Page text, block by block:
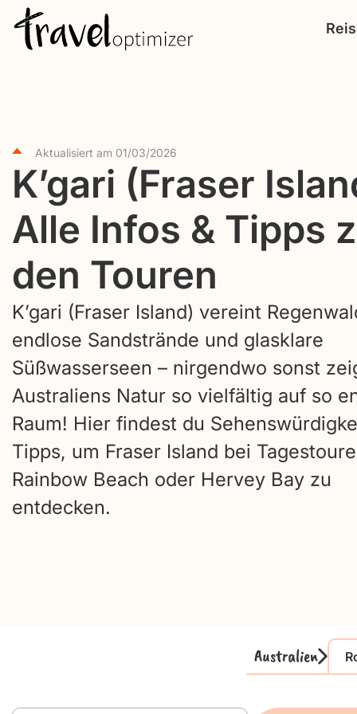
Aktualisiert am 01/03/2026
K’gari (Fraser
Alle Infos & Tipps
den Touren
K’gari (Fraser Island) vereint
endlose Sandstrände und glasklare
Süßwasserseen – nirgendwo sonst
Australiens Natur so vielfältig auf so
Raum! Hier findest du
Tipps, um Fraser Island bei
Rainbow Beach oder Hervey Bay zu
entdecken.
Australien